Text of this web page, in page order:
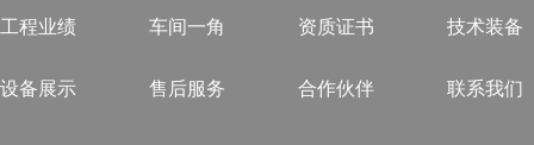
工程业绩 车间一角 资质证书 技术装备
设备展示 售后服务 合作伙伴 联系我们